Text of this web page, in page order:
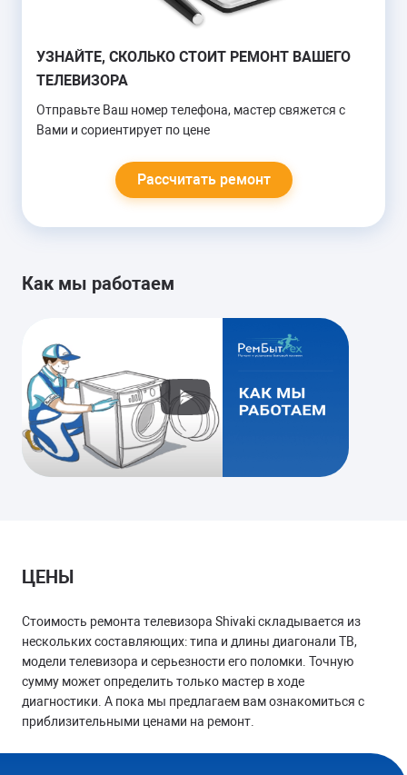
НЕ ЛОВИТ КАНАЛЫ
Настройка каналов
Замена кабеля HDMI
ДОЛГО ВКЛЮЧАЕТСЯ
Замена блока питания
ЧЕРНО-БЕЛАЯ КАРТИНКА
УЗНАЙТЕ, СКОЛЬКО СТОИТ РЕМОНТ ВАШЕГО
ТЕЛЕВИЗОРА
Отправьте Ваш номер телефона, мастер свяжется с
Вами и сориентирует по цене
Рассчитать ремонт
Как мы работаем
ЦЕНЫ
Стоимость ремонта телевизора Shivaki складывается из
нескольких составляющих: типа и длины диагонали ТВ,
модели телевизора и серьезности его поломки. Точную
сумму может определить только мастер в ходе
диагностики. А пока мы предлагаем вам ознакомиться с
приблизительными ценами на ремонт.